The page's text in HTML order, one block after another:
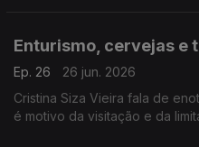
Enturismo, cervejas e
Ep. 26
26 jun. 2026
Cristina Siza Vieira fala de
é motivo da visitação e da